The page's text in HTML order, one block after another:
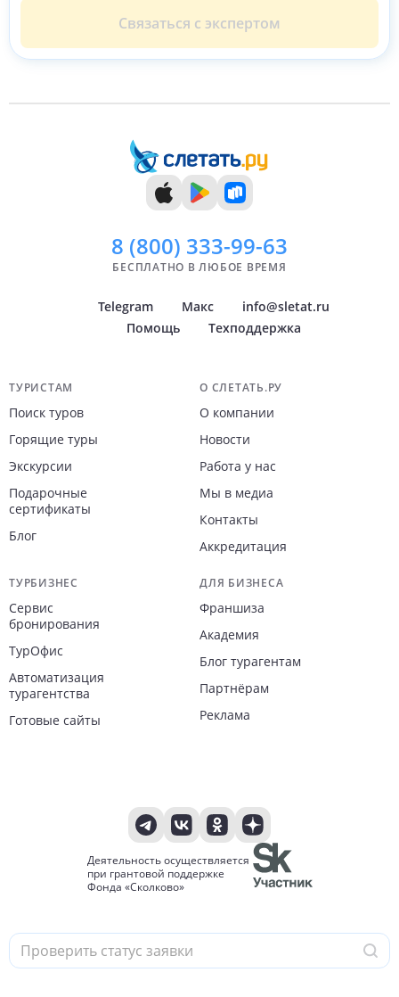
Связаться с экспертом
8 (800) 333-99-63
БЕСПЛАТНО В ЛЮБОЕ ВРЕМЯ
Telegram Макс
info@sletat.ru
Помощь
Техподдержка
Навигация по сайту
ТУРИСТАМ
Поиск туров
Горящие туры
Экскурсии
Подарочные
сертификаты
Блог
О СЛЕТАТЬ.РУ
О компании
Новости
Работа у нас
Мы в медиа
Контакты
Аккредитация
ТУРБИЗНЕС
Сервис
бронирования
ТурОфис
Автоматизация
турагентства
Готовые сайты
ДЛЯ БИЗНЕСА
Франшиза
Академия
Блог турагентам
Партнёрам
Реклама
Деятельность осуществляется
при грантовой поддержке
Фонда «Сколково»